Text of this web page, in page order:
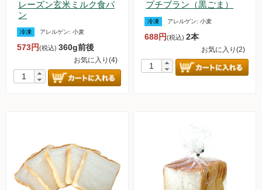
レーズン玄米ミルク食パ
ン
冷凍 アレルゲン: 小麦
573円(税込) 360g前後
お気に入り(4)
プチブラン（黒ごま）
冷凍 アレルゲン:小麦
688円(税込)2本
お気に入り(2)